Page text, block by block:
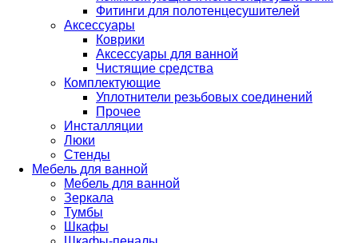
Фитинги для полотенцесушителей
Аксессуары
Коврики
Аксессуары для ванной
Чистящие средства
Комплектующие
Уплотнители резьбовых соединений
Прочее
Инсталляции
Люки
Стенды
Мебель для ванной
Мебель для ванной
Зеркала
Тумбы
Шкафы